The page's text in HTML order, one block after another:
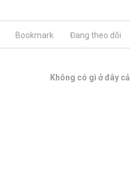
Bookmark Đang theo dõi
Không có gì ở đây cả